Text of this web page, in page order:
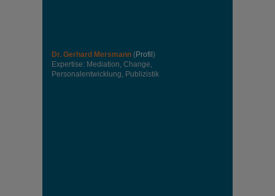
Dr. Gerhard Mersmann (Profil )
Expertise: Mediation, Change,
Personalentwicklung, Publizistik